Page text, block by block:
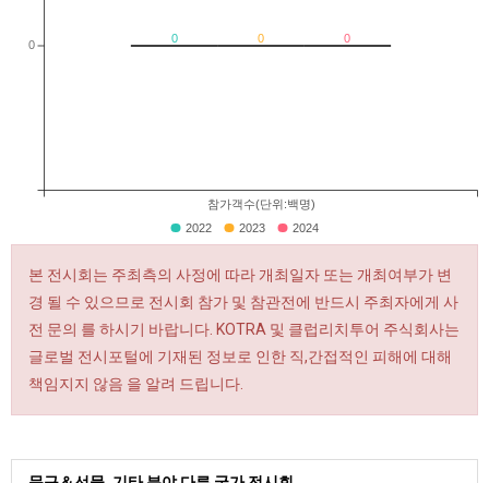
0 0 0
참가객수(단위:백명)
0
2022 2023 2024
본 전시회는 주최측의 사정에 따라 개최일자 또는 개최여부가 변
경 될 수 있으므로 전시회 참가 및 참관전에 반드시 주최자에게 사
전 문의 를 하시기 바랍니다. KOTRA 및 클럽리치투어 주식회사는
글로벌 전시포털에 기재된 정보로 인한 직,간접적인 피해에 대해
책임지지 않음 을 알려 드립니다.